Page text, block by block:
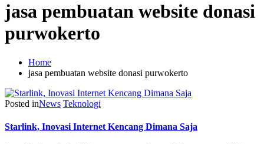
jasa pembuatan website donasi
purwokerto
Home
jasa pembuatan website donasi purwokerto
Posted inNews Teknologi
Starlink, Inovasi Internet Kencang Dimana Saja